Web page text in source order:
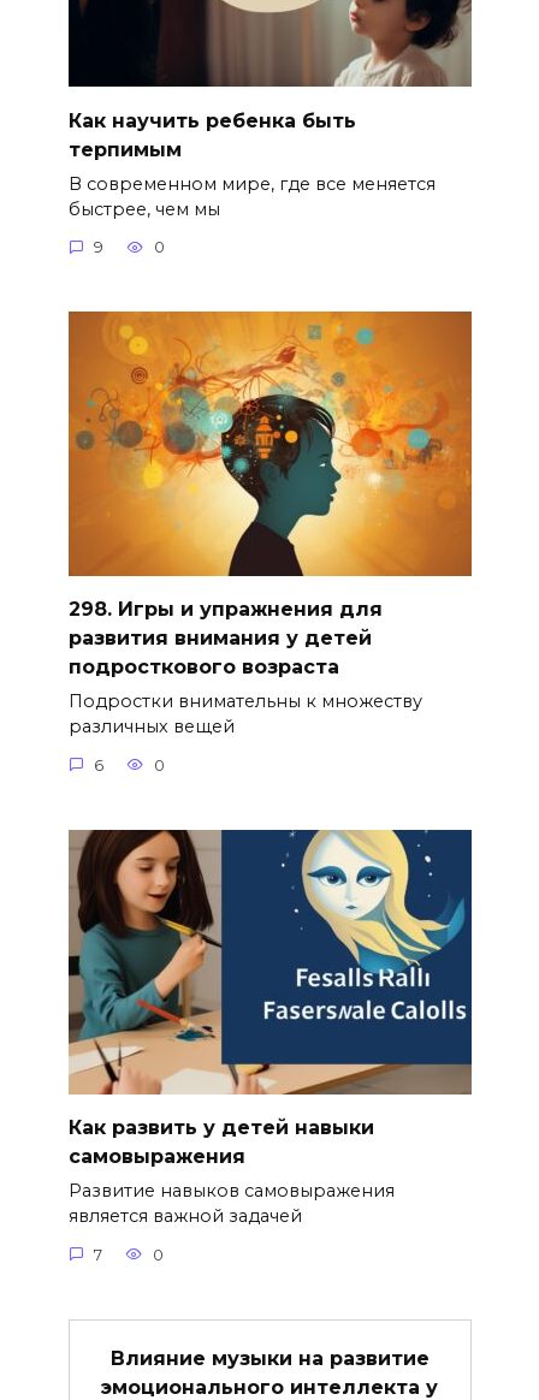
Как научить ребенка быть
терпимым
В современном мире, где все меняется
быстрее, чем мы
9 0
298. Игры и упражнения для
развития внимания у детей
подросткового возраста
Подростки внимательны к множеству
различных вещей
6 0
Как развить у детей навыки
самовыражения
Развитие навыков самовыражения
является важной задачей
7 0
Влияние музыки на развитие
эмоционального интеллекта у